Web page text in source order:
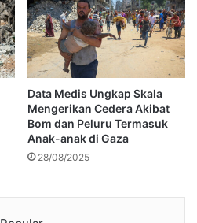
Data Medis Ungkap Skala
Mengerikan Cedera Akibat
Bom dan Peluru Termasuk
Anak-anak di Gaza
28/08/2025